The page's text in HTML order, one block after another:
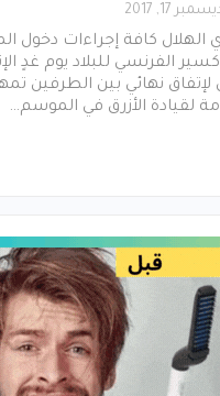
17, 2017
الهلال كافة إجراءات دخول
الفرنسي للبلاد يوم غدٍ
نهائي بين الطرفين
لقيادة الأزرق في الموسم…